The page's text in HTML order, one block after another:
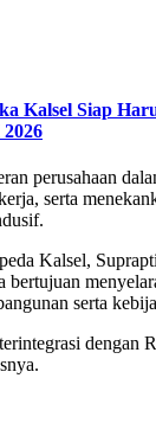
Kalsel Siap
perusahaan
serta
Kalsel,
bertujuan
serta
dengan